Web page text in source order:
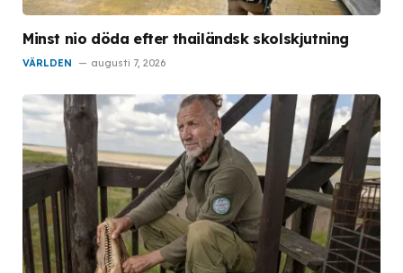
Minst nio döda efter thailändsk skolskjutning
VÄRLDEN augusti 7, 2026